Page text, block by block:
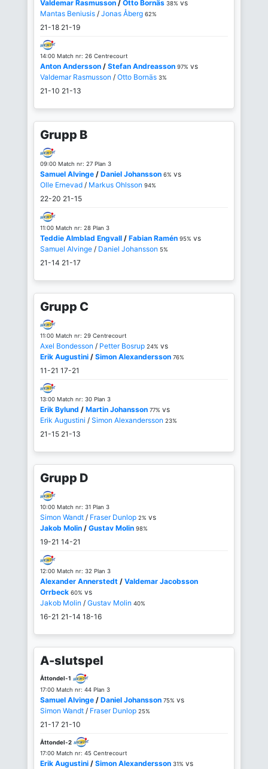
Valdemar Rasmusson / Otto Bornäs 38% vs
Mantas Beniusis / Jonas Åberg 62%
21-18 21-19
14:00 Match nr: 26 Centrecourt
Anton Andersson / Stefan Andreasson 97% vs
Valdemar Rasmusson / Otto Bornäs 3%
21-10 21-13
Grupp B
09:00 Match nr: 27 Plan 3
Samuel Alvinge / Daniel Johansson 6% vs
Olle Ernevad / Markus Ohlsson 94%
22-20 21-15
11:00 Match nr: 28 Plan 3
Teddie Almblad Engvall / Fabian Ramén 95% vs
Samuel Alvinge / Daniel Johansson 5%
21-14 21-17
Grupp C
11:00 Match nr: 29 Centrecourt
Axel Bondesson / Petter Bosrup 24% vs
Erik Augustini / Simon Alexandersson 76%
11-21 17-21
13:00 Match nr: 30 Plan 3
Erik Bylund / Martin Johansson 77% vs
Erik Augustini / Simon Alexandersson 23%
21-15 21-13
Grupp D
10:00 Match nr: 31 Plan 3
Simon Wandt / Fraser Dunlop 2% vs
Jakob Molin / Gustav Molin 98%
19-21 14-21
12:00 Match nr: 32 Plan 3
Alexander Annerstedt / Valdemar Jacobsson
Orrbeck 60% vs
Jakob Molin / Gustav Molin 40%
16-21 21-14 18-16
A-slutspel
Åttondel-1
17:00 Match nr: 44 Plan 3
Samuel Alvinge / Daniel Johansson 75% vs
Simon Wandt / Fraser Dunlop 25%
21-17 21-10
Åttondel-2
17:00 Match nr: 45 Centrecourt
Erik Augustini / Simon Alexandersson 31% vs